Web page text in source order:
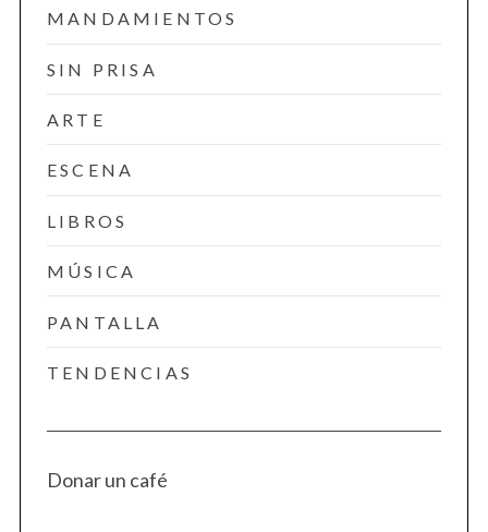
MANDAMIENTOS
SIN PRISA
ARTE
ESCENA
LIBROS
MÚSICA
PANTALLA
TENDENCIAS
Donar un café